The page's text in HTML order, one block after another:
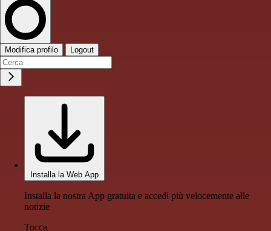
Modifica profilo Logout
Installa la Web App
Installa la nostra App gratuita e accedi più velocemente alle
notizie
Tocca